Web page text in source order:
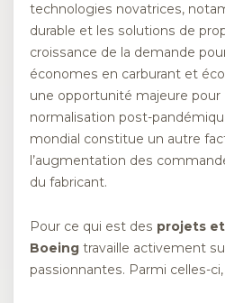
technologies novatrices,
durable et les solutions de
croissance de la demande
économes en carburant et
une opportunité majeure pour
normalisation post-
mondial constitue un autre
l’augmentation des
du fabricant.
Pour ce qui est des projets
Boeing travaille activement
passionnantes. Parmi celles-